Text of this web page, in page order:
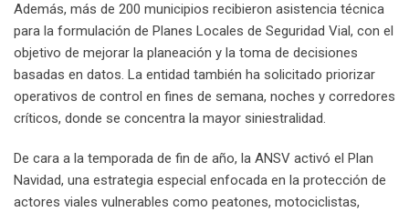
Además, más de 200 municipios recibieron asistencia técnica
para la formulación de Planes Locales de Seguridad Vial, con el
objetivo de mejorar la planeación y la toma de decisiones
basadas en datos. La entidad también ha solicitado priorizar
operativos de control en fines de semana, noches y corredores
críticos, donde se concentra la mayor siniestralidad.
De cara a la temporada de fin de año, la ANSV activó el Plan
Navidad, una estrategia especial enfocada en la protección de
actores viales vulnerables como peatones, motociclistas,